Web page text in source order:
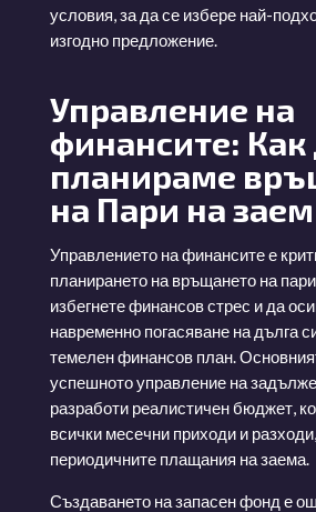
условия, за да се избере най-
изгодно предложение.
Управление на
финансите: Как
планираме
на Пари на заем
Управлението на финансите е
планирането на връщането на
избегнете финансов стрес и да
навременно погасяване на дълга
темелен финансов план.
успешното управление на
разработи реалистичен бюджет,
всички месечни приходи и
периодичните плащания на заема.
Създаването на запасен фонд е